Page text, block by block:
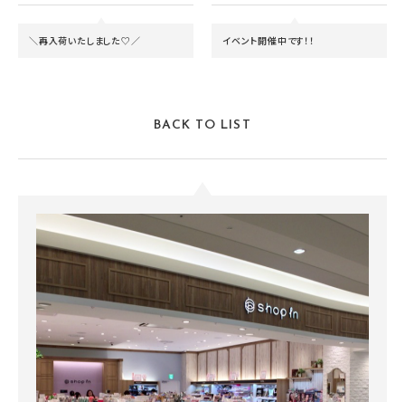
＼再入荷いたしました♡／ イベント開催中です！！
BACK TO LIST